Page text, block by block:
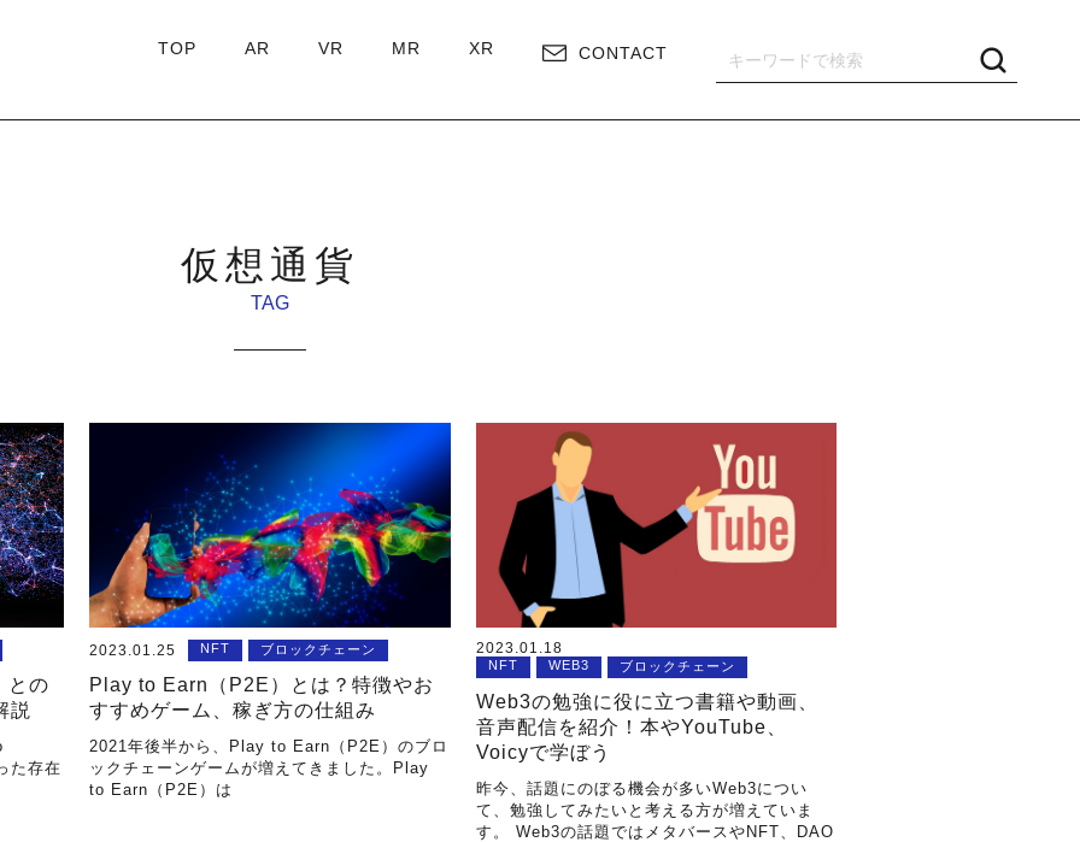
TOP AR VR MR XR CONTACT
仮想通貨
TAG
との
説
た存在
2023.01.25 NFT ブロックチェーン
Play to Earn（P2E）とは？特徴やお
すすめゲーム、稼ぎ方の仕組み
2021年後半から、Play to Earn（P2E）のブロ
ックチェーンゲームが増えてきました。Play
to Earn（P2E）は
2023.01.18
NFT WEB3 ブロックチェーン
Web3の勉強に役に立つ書籍や動画、
音声配信を紹介！本やYouTube、
Voicyで学ぼう
昨今、話題にのぼる機会が多いWeb3につい
て、勉強してみたいと考える方が増えていま
す。 Web3の話題ではメタバースやNFT、DAO